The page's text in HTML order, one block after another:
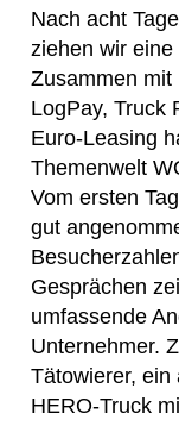
Nach acht
ziehen wir
Zusammen mit
LogPay, Truck
Euro-Leasing
Themenwelt
Vom ersten
gut
Gesprächen
umfassende
Unternehmer.
Tätowierer, ein
HERO-Truck